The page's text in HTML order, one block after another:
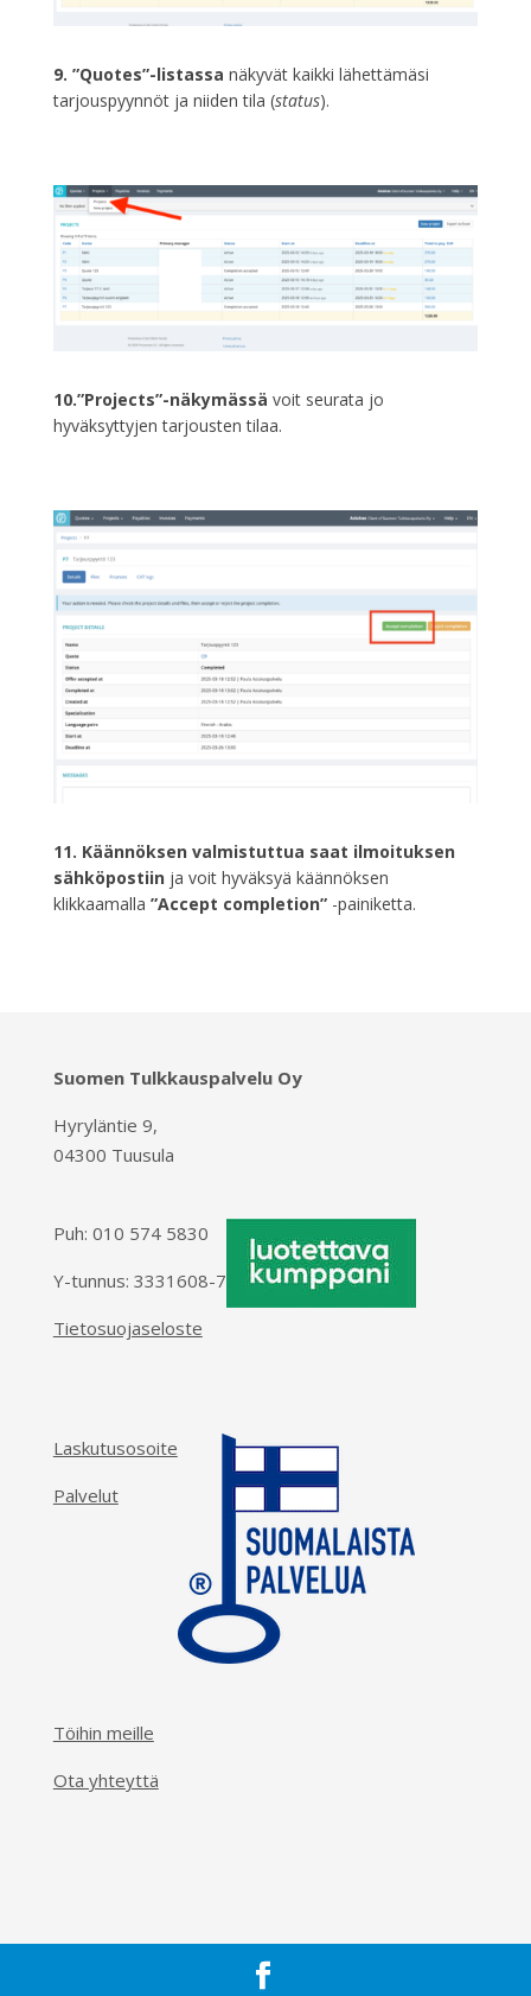
9. ”Quotes”-listassa näkyvät kaikki lähettämäsi
tarjouspyynnöt ja niiden tila (status).
10.”Projects”-näkymässä voit seurata jo
hyväksyttyjen tarjousten tilaa.
11. Käännöksen valmistuttua saat ilmoituksen
sähköpostiinja voit hyväksyä käännöksen
klikkaamalla ”Accept completion”-painiketta.
Suomen Tulkkauspalvelu Oy
Hyryläntie 9,
04300 Tuusula
Puh: 010 574 5830
Y-tunnus: 3331608-7
Tietosuojaseloste
Laskutusosoite
Palvelut
Töihin meille
Ota yhteyttä